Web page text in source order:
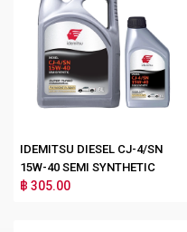
IDEMITSU DIESEL CJ-4/SN
15W-40 SEMI SYNTHETIC
฿ 305.00